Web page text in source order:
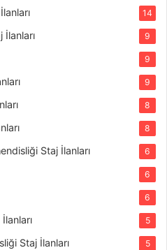
14
9
9
9
8
8
Staj İlanları 6
6
6
5
Staj İlanları 5